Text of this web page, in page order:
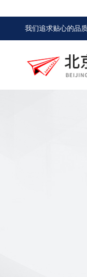
我们追求贴心的品